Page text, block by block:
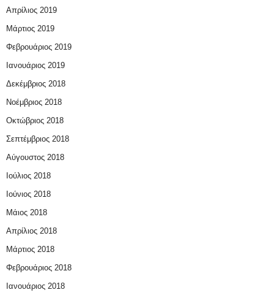
Απρίλιος 2019
Μάρτιος 2019
Φεβρουάριος 2019
Ιανουάριος 2019
Δεκέμβριος 2018
Νοέμβριος 2018
Οκτώβριος 2018
Σεπτέμβριος 2018
Αύγουστος 2018
Ιούλιος 2018
Ιούνιος 2018
Μάιος 2018
Απρίλιος 2018
Μάρτιος 2018
Φεβρουάριος 2018
Ιανουάριος 2018